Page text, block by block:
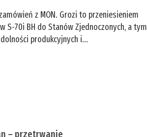
z MON. Grozi to przeniesieniem
S-70i BH do Stanów Zjednoczonych, a tym
produkcyjnych i...
– przetrwanie